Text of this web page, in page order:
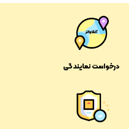
درخواست نمایندگی